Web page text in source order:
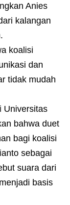
Anies
kalangan
koalisi
dan
tidak mudah
Universitas
bahwa duet
bagi koalisi
sebagai
suara dari
basis